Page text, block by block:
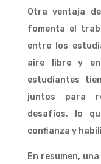
Otra ventaja
fomenta el
entre los
aire libre y en
estudiantes
juntos para
desafíos, lo
confianza y
En resumen,